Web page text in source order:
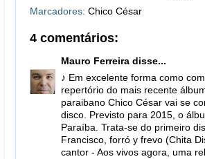
Marcadores: Chico César
4 comentários:
Mauro Ferreira disse...
♪ Em excelente forma como
repertório do mais recente
paraibano Chico César vai se
disco. Previsto para 2015, o
Paraíba. Trata-se do primeiro
Francisco, forró y frevo (Chita
cantor - Aos vivos agora, uma